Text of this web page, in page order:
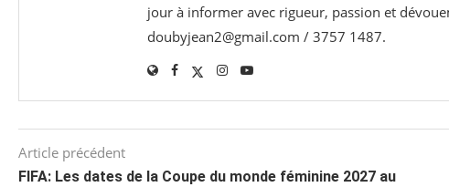
jour à informer avec rigueur, passion et
doubyjean2@gmail.com / 3757 1487.
Article précédent
FIFA: Les dates de la Coupe du monde féminine 2027 au